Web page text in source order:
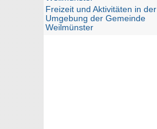
Freizeit und Aktivitäten in der
Umgebung der Gemeinde
Weilmünster